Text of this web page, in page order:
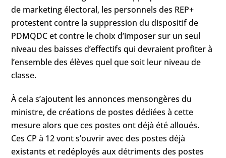
de marketing électoral, les personnels des REP+
protestent contre la suppression du dispositif de
PDMQDC et contre le choix d’imposer sur un seul
niveau des baisses d’effectifs qui devraient profiter à
l’ensemble des élèves quel que soit leur niveau de
classe.
À cela s’ajoutent les annonces mensongères du
ministre, de créations de postes dédiées à cette
mesure alors que ces postes ont déjà été alloués.
Ces CP à 12 vont s’ouvrir avec des postes déjà
existants et redéployés aux détriments des postes